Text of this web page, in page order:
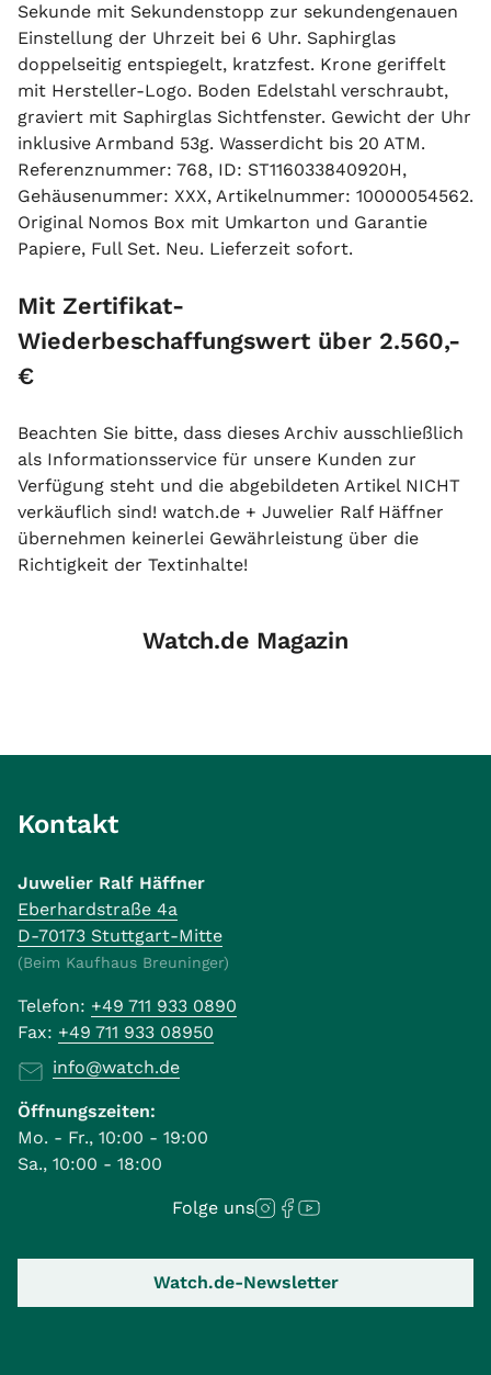
Sekunde mit Sekundenstopp zur sekundengenauen
Einstellung der Uhrzeit bei 6 Uhr. Saphirglas
doppelseitig entspiegelt, kratzfest. Krone geriffelt
mit Hersteller-Logo. Boden Edelstahl verschraubt,
graviert mit Saphirglas Sichtfenster. Gewicht der Uhr
inklusive Armband 53g. Wasserdicht bis 20 ATM.
Referenznummer: 768, ID: ST116033840920H,
Gehäusenummer: XXX, Artikelnummer: 10000054562.
Original Nomos Box mit Umkarton und Garantie
Papiere, Full Set. Neu. Lieferzeit sofort.
Mit Zertifikat-
Wiederbeschaffungswert über 2.560,-
€
Beachten Sie bitte, dass dieses Archiv ausschließlich
als Informationsservice für unsere Kunden zur
Verfügung steht und die abgebildeten Artikel NICHT
verkäuflich sind! watch.de + Juwelier Ralf Häffner
übernehmen keinerlei Gewährleistung über die
Richtigkeit der Textinhalte!
Watch.de Magazin
Kontakt
Juwelier Ralf Häffner
Eberhardstraße 4a
D-70173 Stuttgart-Mitte
(Beim Kaufhaus Breuninger)
Telefon: +49 711 933 0890
Fax: +49 711 933 08950
info@watch.de
Öffnungszeiten:
Mo. - Fr., 10:00 - 19:00
Sa., 10:00 - 18:00
Folge uns
Watch.de-Newsletter